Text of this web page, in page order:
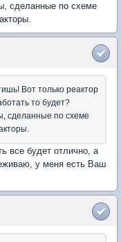
сделанные по схеме
Вот только реактор
то будет?
сделанные по схеме
все будет отлично, а
у меня есть Ваш